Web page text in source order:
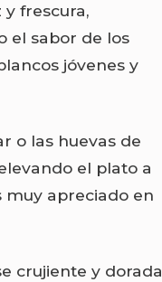
frescura,
el sabor de los
jóvenes y
o las huevas de
el plato a
muy apreciado en
crujiente y dorada